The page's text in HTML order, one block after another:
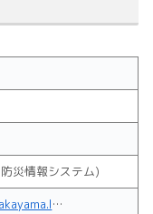
災情報システム)
https://kasensabo01.pref.wakayama.lg.jp/sp/cameraDetail.html?scd=700&ccd=C10752&type=0